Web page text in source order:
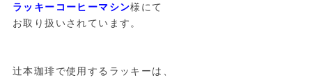
ラッキーコーヒーマシン様にて
お取り扱いされています。
辻本珈琲で使用するラッキーは、